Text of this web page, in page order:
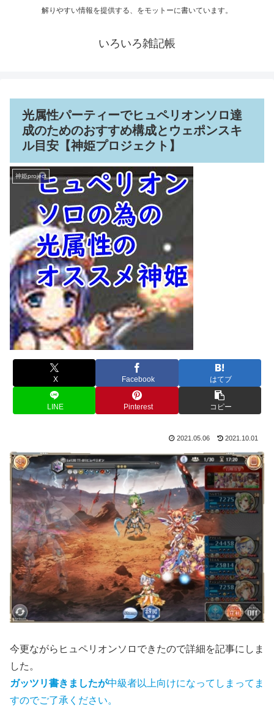
解りやすい情報を提供する、をモットーに書いています。
いろいろ雑記帳
光属性パーティーでヒュペリオンソロ達
成のためのおすすめ構成とウェポンスキ
ル目安【神姫プロジェクト】
神姫project
X Facebook はてブ
LINE Pinterest コピー
2021.05.06 2021.10.01
今更ながらヒュペリオンソロできたので詳細を記事にしま
した。
ガッツリ書きましたが中級者以上向けになってしまってま
すのでご了承ください。